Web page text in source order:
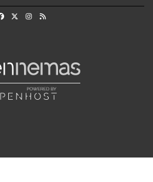
FacebookInstagram